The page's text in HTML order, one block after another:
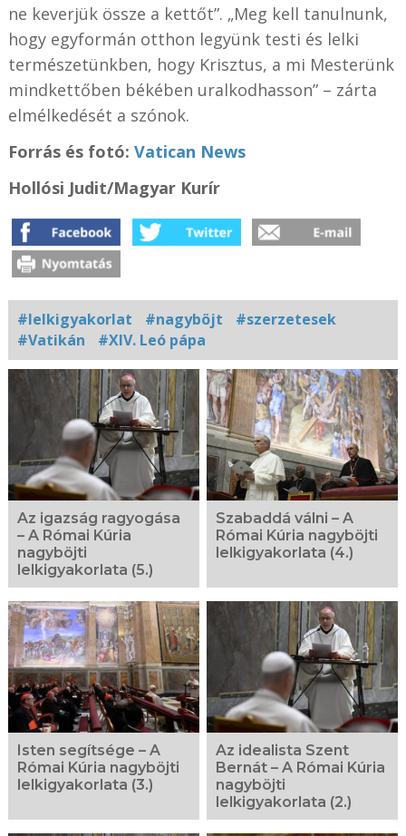
ne keverjük össze a kettőt”. „Meg kell tanulnunk,
hogy egyformán otthon legyünk testi és lelki
természetünkben, hogy Krisztus, a mi Mesterünk
mindkettőben békében uralkodhasson” – zárta
elmélkedését a szónok.
Forrás és fotó: Vatican News
Hollósi Judit/Magyar Kurír
#lelkigyakorlat #nagyböjt
#szerzetesek
#Vatikán
#XIV. Leó pápa
Kapcsolódó
fotógaléria
Az igazság ragyogása
– A Római Kúria
nagyböjti
lelkigyakorlata (5.)
Szabaddá válni – A
Római Kúria nagyböjti
lelkigyakorlata (4.)
Isten segítsége – A
Római Kúria nagyböjti
lelkigyakorlata (3.)
Az idealista Szent
Bernát – A Római Kúria
nagyböjti
lelkigyakorlata (2.)